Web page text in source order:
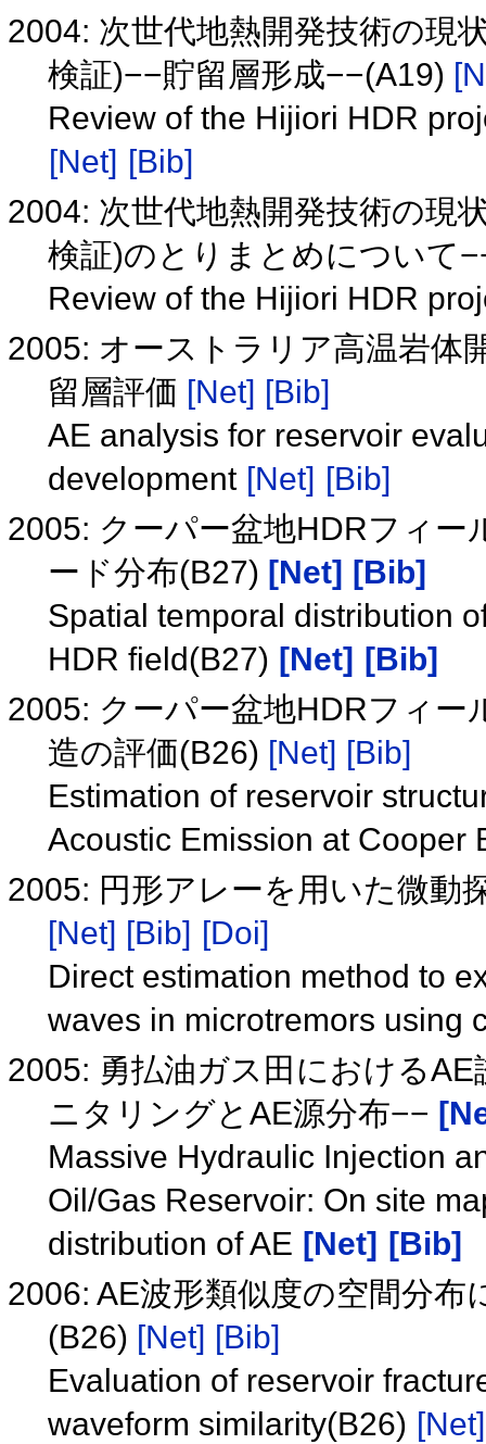
2004: 次世代地熱開発技術の現
検証)−−貯留層形成−−(A19)
Review of the Hijiori HDR
[Net] [Bib]
2004: 次世代地熱開発技術の現
検証)のとりまとめについて
Review of the Hijiori HDR
2005: オーストラリア高温岩体
留層評価 [Net] [Bib]
AE analysis for reservoir
development [Net] [Bib]
2005: クーパー盆地HDRフィ
ード分布(B27) [Net] [Bib]
Spatial temporal distribution
HDR field(B27) [Net]
[Bib]
2005: クーパー盆地HDRフィ
造の評価(B26) [Net] [Bib]
Estimation of reservoir
Acoustic Emission at Cooper
2005: 円形アレーを用いた微動
[Net] [Bib] [Doi]
Direct estimation method to
waves in microtremors using
2005: 勇払油ガス田における
ニタリングとAE源分布−−
Massive Hydraulic Injection
Oil/Gas Reservoir: On site
distribution of AE [Net]
[Bib]
2006: AE波形類似度の空間分
(B26) [Net] [Bib]
Evaluation of reservoir
waveform similarity(B26) [Net]